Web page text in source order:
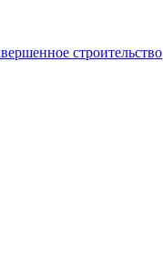
строительство